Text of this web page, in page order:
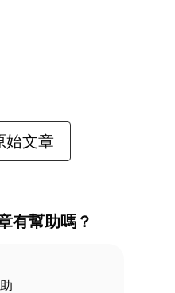
始文章
有幫助嗎？